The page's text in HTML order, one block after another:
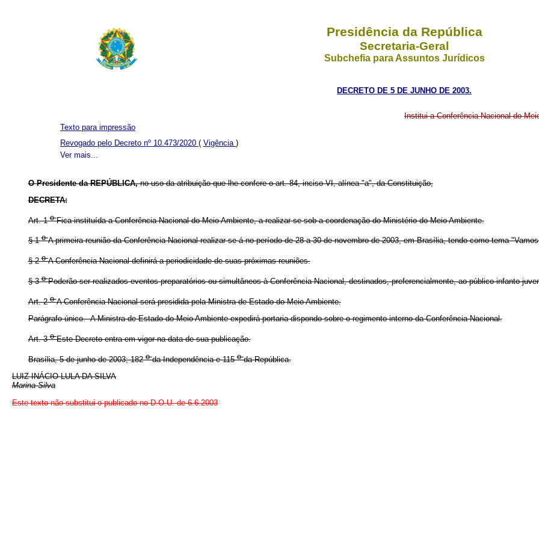
Presidência da República
Secretaria-Geral
Subchefia para Assuntos Jurídicos
DECRETO DE 5 DE JUNHO DE 2003.
Institui a Conferência Nacional do
Ver mais...
Texto para impressão
Revogado pelo Decreto nº 10.473/2020 ( Vigência )
O Presidente da REPÚBLICA,no uso da atribuição que lhe confere o art. 84, inciso VI, alínea "a", da Constituição,
DECRETA:
Art. 1oFica instituída a Conferência Nacional do Meio Ambiente, a realizar-se sob a coordenação do Ministério do Meio Ambiente.
§ 1oA primeira reunião da Conferência Nacional realizar-se-á no período de 28 a 30 de novembro de 2003, em Brasília, tendo como tema
§ 2oA Conferência Nacional definirá a periodicidade de suas próximas reuniões.
§ 3oPoderão ser realizados eventos preparatórios ou simultâneos à Conferência Nacional, destinados, preferencialmente, ao público infanto-
Art. 2oA Conferência Nacional será presidida pela Ministra de Estado do Meio Ambiente.
Parágrafo único. A Ministra de Estado do Meio Ambiente expedirá portaria dispondo sobre o regimento interno da Conferência Nacional.
Art. 3oEste Decreto entra em vigor na data de sua publicação.
Brasília, 5 de junho de 2003; 182oda Independência e 115oda República.
LUIZ INÁCIO LULA DA SILVA
Marina Silva
Este texto não substitui o publicado no D.O.U. de 6.6.2003